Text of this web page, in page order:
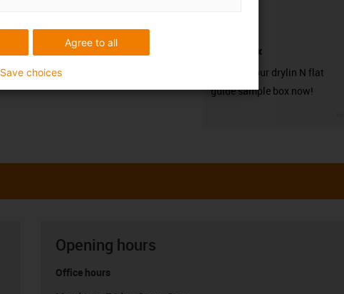
sample box
Request your drylin N flat
guide sample box now!
Opening hours
Office hours
Agree to all
Save choices